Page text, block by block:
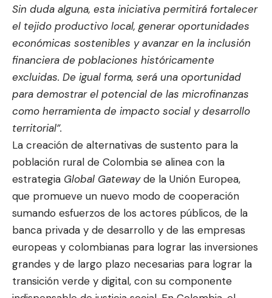
Sin duda alguna, esta iniciativa permitirá fortalecer
el tejido productivo local, generar oportunidades
económicas sostenibles y avanzar en la inclusión
financiera de poblaciones históricamente
excluidas. De igual forma, será una oportunidad
para demostrar el potencial de las microfinanzas
como herramienta de impacto social y desarrollo
territorial”.
La creación de alternativas de sustento para la
población rural de Colombia se alinea con la
estrategia Global Gatewayde la Unión Europea,
que promueve un nuevo modo de cooperación
sumando esfuerzos de los actores públicos, de la
banca privada y de desarrollo y de las empresas
europeas y colombianas para lograr las inversiones
grandes y de largo plazo necesarias para lograr la
transición verde y digital, con su componente